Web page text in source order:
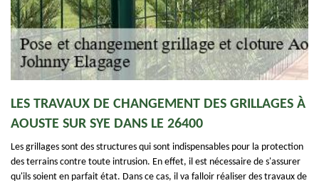
LES TRAVAUX DE CHANGEMENT DES GRILLAGES À
AOUSTE SUR SYE DANS LE 26400
Les grillages sont des structures qui sont indispensables pour la protection
des terrains contre toute intrusion. En effet, il est nécessaire de s'assurer
qu'ils soient en parfait état. Dans ce cas, il va falloir réaliser des travaux de